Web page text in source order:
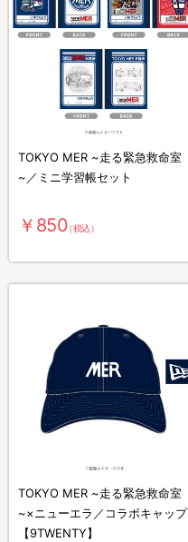
TOKYO MER ~走る緊急救命室
~／ミニ学習帳セット
￥850（税込）
TOKYO MER ~走る緊急救命室
~×ニューエラ／コラボキャップ
【9TWENTY】